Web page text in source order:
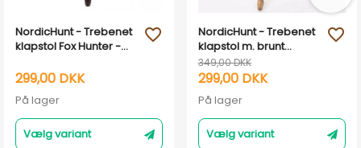
NordicHunt - Trebenet
klapstol Fox Hunter -
299,00 DKK
På lager
Vælg variant
favorite_outline
NordicHunt - Trebenet
klapstol m. brunt
lædersæde
349,00 DKK
299,00 DKK
På lager
Vælg variant
favorite_outline